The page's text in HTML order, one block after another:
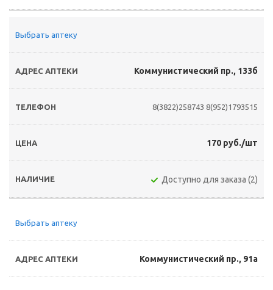
Выбрать аптеку
Коммунистический пр., 133б
8(3822)258743 8(952)1793515
170 руб./шт
Доступно для заказа (2)
Выбрать аптеку
Коммунистический пр., 91а